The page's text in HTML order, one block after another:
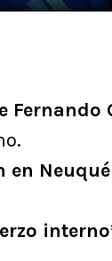
Fernando
en